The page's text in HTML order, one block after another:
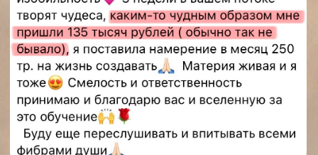
еще больше отзывов